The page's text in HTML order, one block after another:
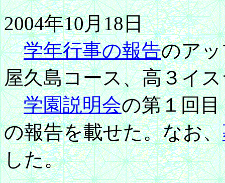
2004年10月18日
学年行事の報告のア
屋久島コース、高３イ
学園説明会の第１回目
の報告を載せた。なお、
した。